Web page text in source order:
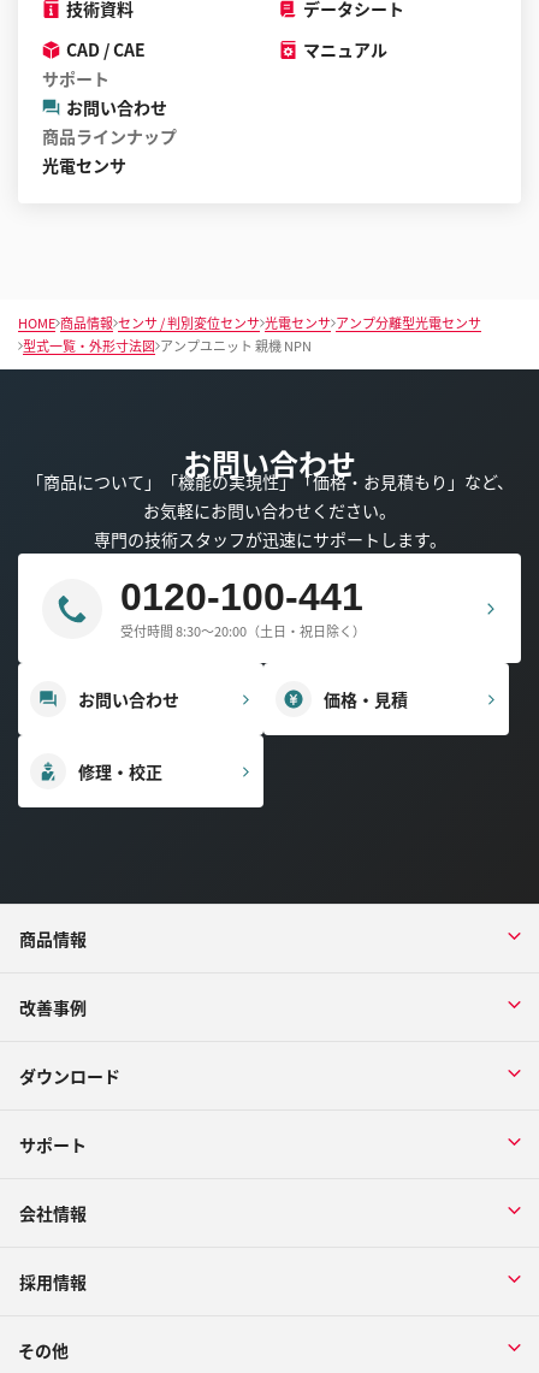
技術資料
データシート
CAD / CAE
マニュアル
サポート
お問い合わせ
商品ラインナップ
光電センサ
HOME 商品情報 センサ / 判別変位センサ 光電センサ アンプ分離型光電センサ
型式一覧・外形寸法図 アンプユニット 親機 NPN
お問い合わせ
「商品について」「機能の実現性」「価格・お見積もり」など、
お気軽にお問い合わせください。
専門の技術スタッフが迅速にサポートします。
0120-100-441
受付時間 8:30～20:00（土日・祝日除く）
お問い合わせ 価格・見積
修理・校正
商品情報
改善事例
ダウンロード
サポート
会社情報
採用情報
その他